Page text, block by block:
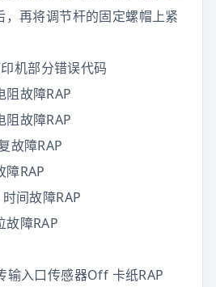
再将调节杆的固定螺帽上紧
机部分错误代码
故障RAP
故障RAP
故障RAP
RAP
间故障RAP
故障RAP
输入口传感器Off 卡纸RAP